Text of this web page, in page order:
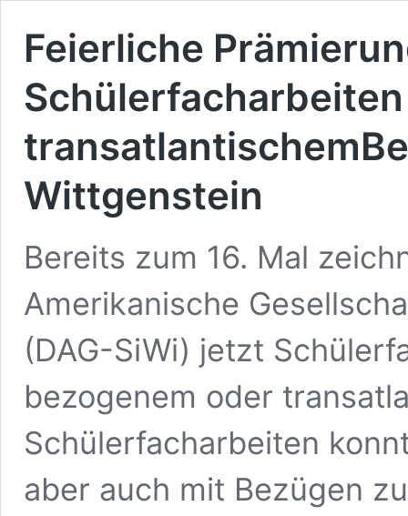
Feierliche
Wittgenstein
Bereits zum 16. Mal
Amerikanische
(DAG-SiWi) jetzt
bezogenem oder
Schülerfacharbeiten
aber auch mit Bezügen